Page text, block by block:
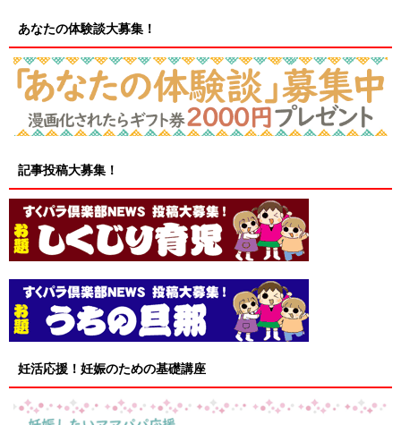
あなたの体験談大募集！
記事投稿大募集！
妊活応援！妊娠のための基礎講座